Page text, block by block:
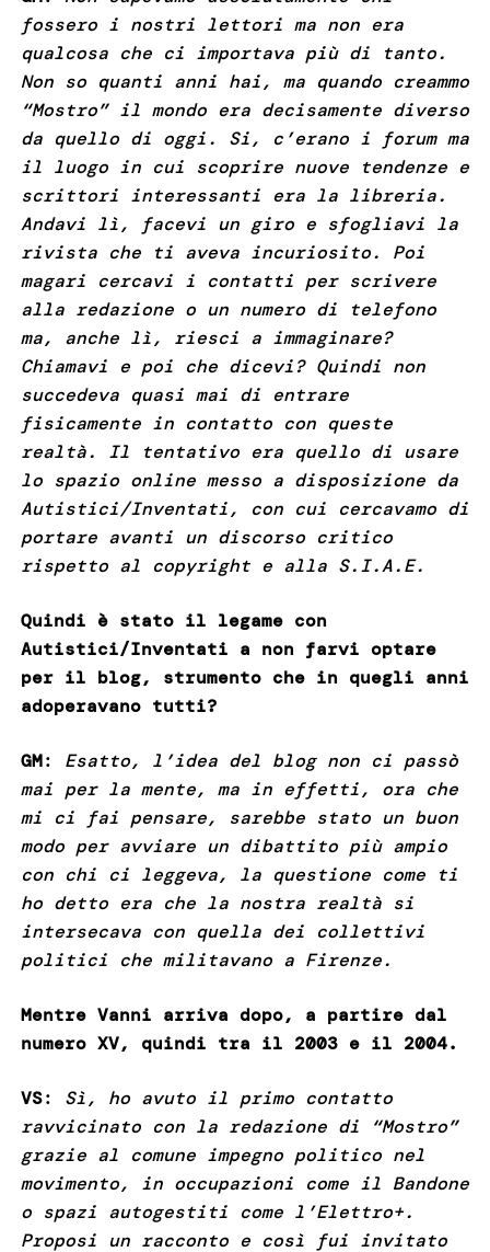
fossero i nostri lettori ma non era
qualcosa che ci importava più di tanto.
Non so quanti anni hai, ma quando creammo
“Mostro” il mondo era decisamente diverso
da quello di oggi. Si, c’erano i forum ma
il luogo in cui scoprire nuove tendenze e
scrittori interessanti era la libreria.
Andavi lì, facevi un giro e sfogliavi la
rivista che ti aveva incuriosito. Poi
magari cercavi i contatti per scrivere
alla redazione o un numero di telefono
ma, anche lì, riesci a immaginare?
Chiamavi e poi che dicevi? Quindi non
succedeva quasi mai di entrare
fisicamente in contatto con queste
realtà. Il tentativo era quello di usare
lo spazio online messo a disposizione da
Autistici/Inventati, con cui cercavamo di
portare avanti un discorso critico
rispetto al copyright e alla S.I.A.E.
Quindi è stato il legame con
Autistici/Inventati a non farvi optare
per il blog, strumento che in quegli anni
adoperavano tutti?
GM: Esatto, l’idea del blog non ci passò
mai per la mente, ma in effetti, ora che
mi ci fai pensare, sarebbe stato un buon
modo per avviare un dibattito più ampio
con chi ci leggeva, la questione come ti
ho detto era che la nostra realtà si
intersecava con quella dei collettivi
politici che militavano a Firenze.
Mentre Vanni arriva dopo, a partire dal
numero XV, quindi tra il 2003 e il 2004.
VS: Sì, ho avuto il primo contatto
ravvicinato con la redazione di “Mostro”
grazie al comune impegno politico nel
movimento, in occupazioni come il Bandone
o spazi autogestiti come l’Elettro+.
Proposi un racconto e così fui invitato